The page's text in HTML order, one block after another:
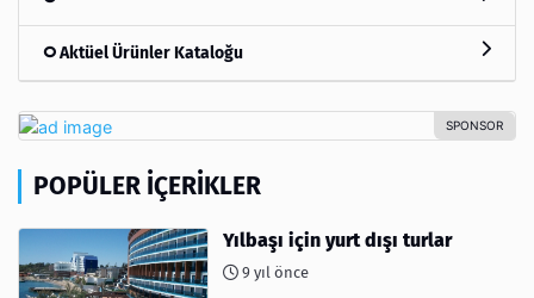
Aktüel Ürünler Kataloğu
POPÜLER İÇERIKLER
Yılbaşı için yurt dışı turlar
9 yıl önce